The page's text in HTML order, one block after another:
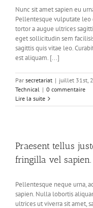
Nunc sit amet sapien eu
Pellentesque vulputate leo
tortor a augue ultrices
eget sollicitudin sem
sagittis quis vitae leo.
est aliquam. [...]
Par secretariat | juillet 31st,
Technical | 0 commentaire
Lire la suite
Praesent tellus
fringilla vel
Pellentesque neque urna,
sapien. Nulla lobortis
ultrices ut viverra sit amet,